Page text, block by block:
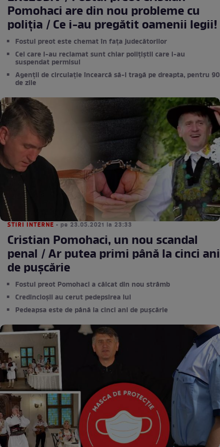
Pomohaci are din nou probleme cu
poliția / Ce i-au pregătit oamenii legii!
Fostul preot este chemat în fața judecătorilor
Cei care l-au reclamat sunt chiar polițiștii care i-au
suspendat permisul
Agenții de circulație încearcă să-l tragă pe dreapta, pentru 90
de zile
STIRI INTERNE • pe 23.05.2021 la 23:33
Cristian Pomohaci, un nou scandal
penal / Ar putea primi până la cinci ani
de pușcărie
Fostul preot Pomohaci a călcat din nou strâmb
Credincioșii au cerut pedepsirea lui
Pedeapsa este de până la cinci ani de pușcărie